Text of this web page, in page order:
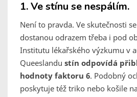
1. Ve stínu se nespálím.
Není to pravda. Ve skutečnosti
dostanou odrazem třeba i pod
Institutu lékařského výzkumu v
Queeslandu stín odpovídá
hodnoty faktoru 6. Podobný
poskytuje též triko nebo košile